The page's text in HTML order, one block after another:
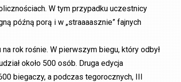
W tym przypadku uczestnicy
późną porą i w „straaaasznie” fajnych
rok rośnie. W pierwszym biegu, który odbył
około 500 osób. Druga edycja
biegaczy, a podczas tegorocznych, III